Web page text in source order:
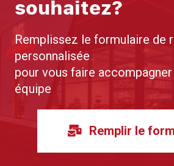
souhaitez?
Remplissez le formulaire de
personnalisée
pour vous faire
équipe
Remplir le